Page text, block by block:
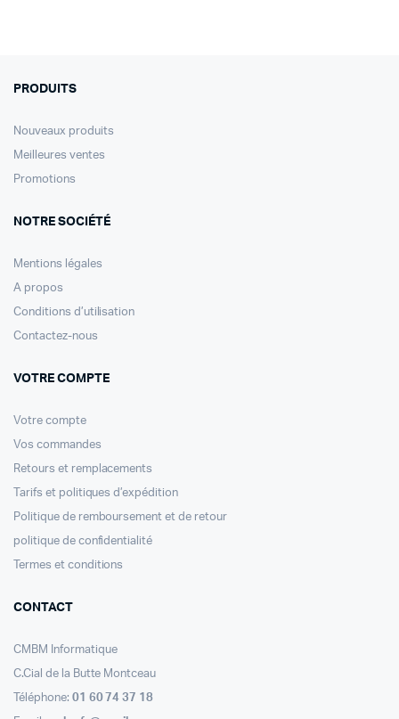
PRODUITS
Nouveaux produits
Meilleures ventes
Promotions
NOTRE SOCIÉTÉ
Mentions légales
A propos
Conditions d’utilisation
Contactez-nous
VOTRE COMPTE
Votre compte
Vos commandes
Retours et remplacements
Tarifs et politiques d’expédition
Politique de remboursement et de retour
politique de confidentialité
Termes et conditions
CONTACT
CMBM Informatique
C.Cial de la Butte Montceau
Téléphone: 01 60 74 37 18